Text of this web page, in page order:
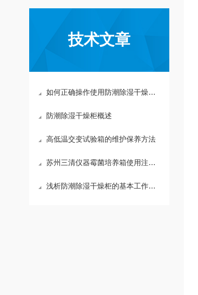
技术文章
如何正确操作使用防潮除湿干燥柜？
防潮除湿干燥柜概述
高低温交变试验箱的维护保养方法
苏州三清仪器霉菌培养箱使用注意事项
浅析防潮除湿干燥柜的基本工作原理